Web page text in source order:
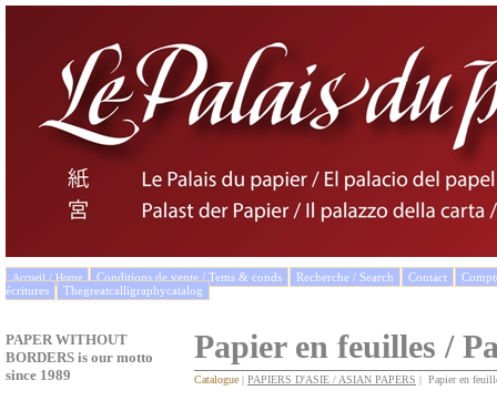
Accueil / Home Conditions de vente / Tems & conds Recherche / Search Contact
écritures
Thegreatcalligraphycatalog
PAPER WITHOUT
BORDERS is our motto
since 1989
Papier en feuilles /
Catalogue | PAPIERS D'ASIE / ASIAN PAPERS | Papier en